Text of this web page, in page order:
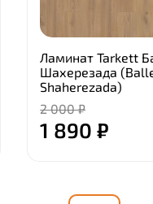
Ламинат Tarkett
Шахерезада
Shaherezada)
2 000 ₽
1 890 ₽